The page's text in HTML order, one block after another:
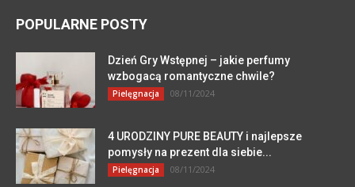
POPULARNE POSTY
Dzień Gry Wstępnej – jakie perfumy
wzbogacą romantyczne chwile?
Pielęgnacja 08/11/2024
4 URODZINY PURE BEAUTY i najlepsze
pomysły na prezent dla siebie...
Pielęgnacja 08/11/2024